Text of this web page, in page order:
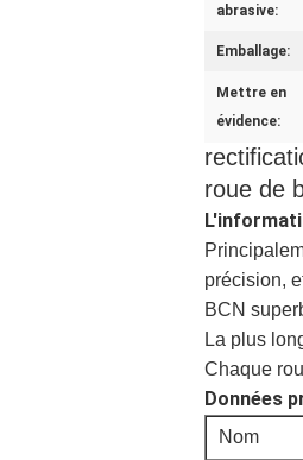
abrasive:
Emballage:
Mettre en
évidence:
roue de
précision,
BCN
La plus
Chaque
Données
Nom